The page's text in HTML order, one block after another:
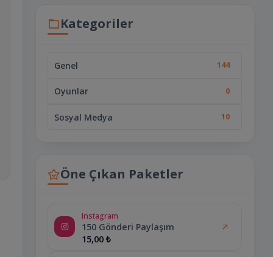
Kategoriler
Genel 144
Oyunlar 0
Sosyal Medya 10
Öne Çıkan Paketler
Instagram
150 Gönderi Paylaşım
15,00 ₺